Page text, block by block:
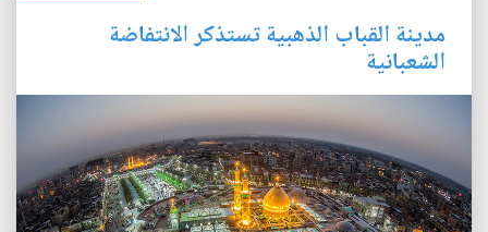
مدينة القباب الذهبية تستذكر الانتفاضة
الشعبانية